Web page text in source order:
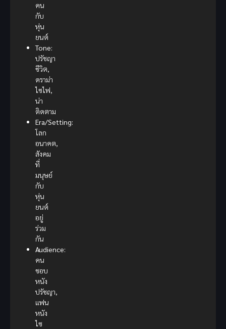
คน
กับ
หุ่น
ยนต์
Tone:
ปรัชญา
ชีวิต,
ดราม่า
ไซไฟ,
น่า
ติดตาม
Era/Setting:
โลก
อนาคต,
สังคม
ที่
มนุษย์
กับ
หุ่น
ยนต์
อยู่
ร่วม
กัน
Audience:
คน
ชอบ
หนัง
ปรัชญา,
แฟน
หนัง
ไซ